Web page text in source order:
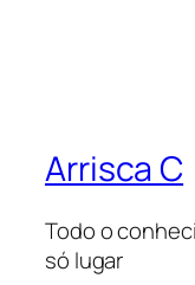
Arrisca C
Todo o
só lugar